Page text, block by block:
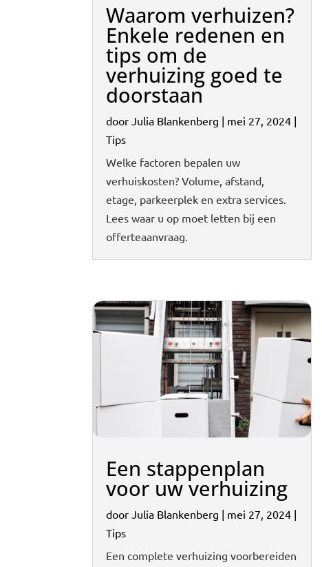
Waarom verhuizen?
Enkele redenen en
tips om de
verhuizing goed te
doorstaan
door Julia Blankenberg | mei 27, 2024 |
Tips
Welke factoren bepalen uw
verhuiskosten? Volume, afstand,
etage, parkeerplek en extra services.
Lees waar u op moet letten bij een
offerteaanvraag.
Een stappenplan
voor uw verhuizing
doorJulia Blankenberg | mei 27, 2024 |
Tips
Een complete verhuizing voorbereiden